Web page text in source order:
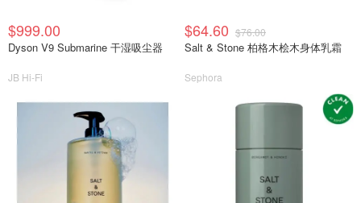
$999.00
Dyson V9 Submarine 干湿吸尘器
JB Hi-Fi
$64.60 $76.00
Salt & Stone 柏格木桧木身体乳霜
Sephora